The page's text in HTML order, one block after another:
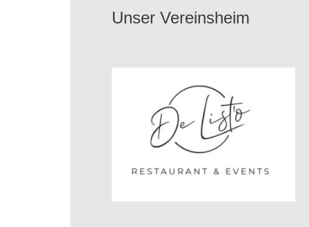
Unser Vereinsheim